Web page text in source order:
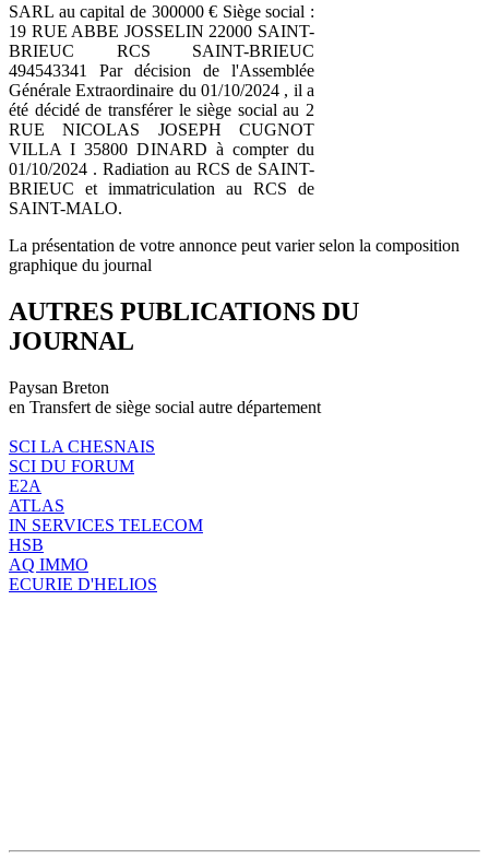
SARL au capital de 300000 € Siège social :
19 RUE ABBE JOSSELIN 22000 SAINT-
BRIEUC RCS SAINT-BRIEUC
494543341 Par décision de l'Assemblée
Générale Extraordinaire du 01/10/2024 , il a
été décidé de transférer le siège social au 2
RUE NICOLAS JOSEPH CUGNOT
VILLA I 35800 DINARD à compter du
01/10/2024 . Radiation au RCS de SAINT-
BRIEUC et immatriculation au RCS de
SAINT-MALO.
La présentation de votre annonce peut varier selon la composition
graphique du journal
AUTRES PUBLICATIONS DU
JOURNAL
Paysan Breton
en Transfert de siège social autre département
SCI LA CHESNAIS
SCI DU FORUM
E2A
ATLAS
IN SERVICES TELECOM
HSB
AQ IMMO
ECURIE D'HELIOS